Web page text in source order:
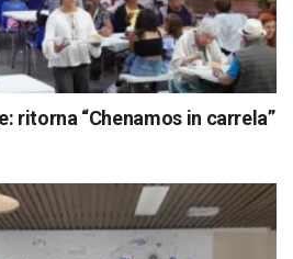
ritorna “Chenamos in carrela”